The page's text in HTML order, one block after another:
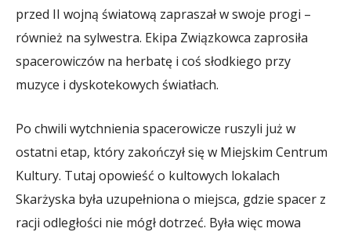
przed II wojną światową zapraszał w swoje progi –
również na sylwestra. Ekipa Związkowca zaprosiła
spacerowiczów na herbatę i coś słodkiego przy
muzyce i dyskotekowych światłach.
Po chwili wytchnienia spacerowicze ruszyli już w
ostatni etap, który zakończył się w Miejskim Centrum
Kultury. Tutaj opowieść o kultowych lokalach
Skarżyska była uzupełniona o miejsca, gdzie spacer z
racji odległości nie mógł dotrzeć. Była więc mowa